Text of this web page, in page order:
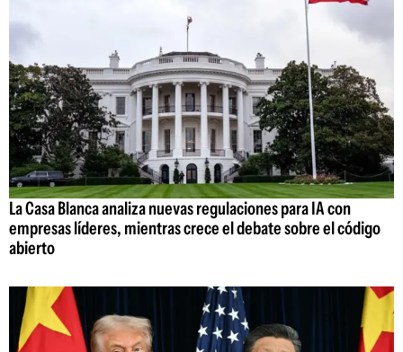
La Casa Blanca analiza nuevas regulaciones para IA con
empresas líderes, mientras crece el debate sobre el código
abierto